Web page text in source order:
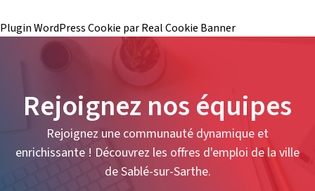
Plugin WordPress Cookie par Real Cookie Banner
Rejoignez nos équipes
Rejoignez une communauté dynamique et
enrichissante ! Découvrez les offres d'emploi de la ville
de Sablé-sur-Sarthe.